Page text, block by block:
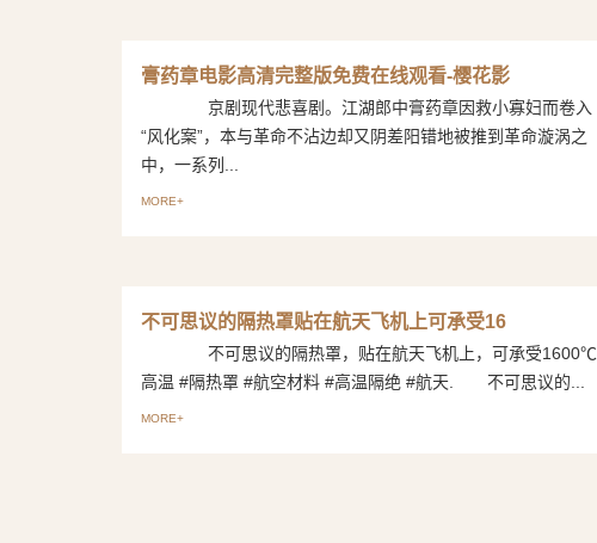
膏药章电影高清完整版免费在线观看-樱花影
京剧现代悲喜剧。江湖郎中膏药章因救小寡妇而卷入
“风化案”，本与革命不沾边却又阴差阳错地被推到革命漩涡之
中，一系列...
MORE+
不可思议的隔热罩贴在航天飞机上可承受16
不可思议的隔热罩，贴在航天飞机上，可承受1600℃
高温 #隔热罩 #航空材料 #高温隔绝 #航天. 不可思议的...
MORE+